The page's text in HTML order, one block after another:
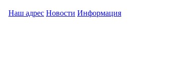
Наш адрес Новости Информация